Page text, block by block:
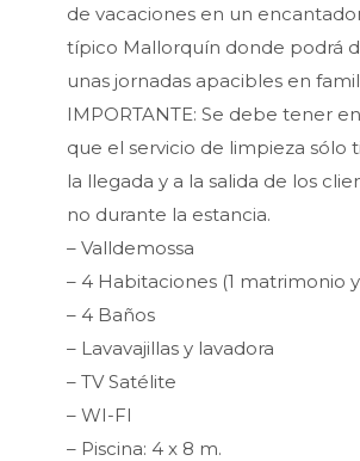
de vacaciones en un
típico Mallorquín donde podrá
unas jornadas apacibles en
IMPORTANTE: Se debe tener
que el servicio de limpieza sólo
la llegada y a la salida de los
no durante la estancia.
– Valldemossa
– 4 Habitaciones (1 matrimonio
– 4 Baños
– Lavavajillas y lavadora
– TV Satélite
– WI-FI
– Piscina: 4 x 8 m.